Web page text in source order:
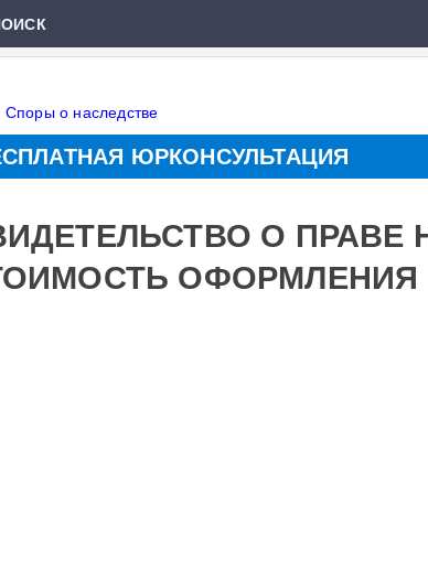
Споры о наследстве
ЮРКОНСУЛЬТАЦИЯ
О ПРАВЕ
ОФОРМЛЕНИЯ